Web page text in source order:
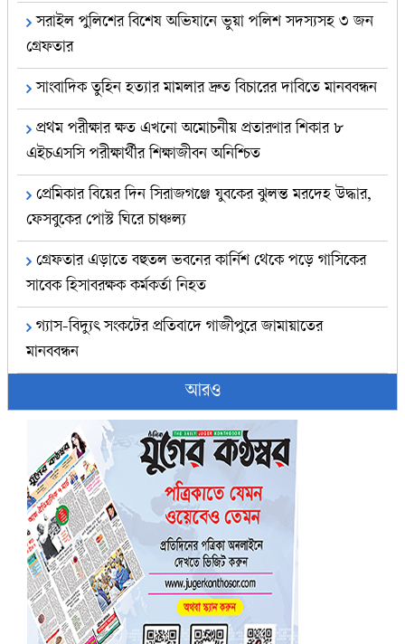
সরাইল পুলিশের বিশেষ অভিযানে ভুয়া পলিশ সদস্যসহ ৩ জন
গ্রেফতার
সাংবাদিক তুহিন হত্যার মামলার দ্রুত বিচারের দাবিতে মানববন্ধন
প্রথম পরীক্ষার ক্ষত এখনো অমোচনীয় প্রতারণার শিকার ৮
এইচএসসি পরীক্ষার্থীর শিক্ষাজীবন অনিশ্চিত
প্রেমিকার বিয়ের দিন সিরাজগঞ্জে যুবকের ঝুলন্ত মরদেহ উদ্ধার,
ফেসবুকের পোস্ট ঘিরে চাঞ্চল্য
গ্রেফতার এড়াতে বহুতল ভবনের কার্নিশ থেকে পড়ে গাসিকের
সাবেক হিসাবরক্ষক কর্মকর্তা নিহত
গ্যাস-বিদ্যুৎ সংকটের প্রতিবাদে গাজীপুরে জামায়াতের
মানববন্ধন
আরও